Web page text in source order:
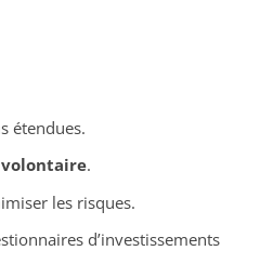
étendues.
volontaire.
les risques.
d’investissements